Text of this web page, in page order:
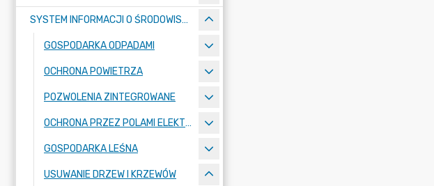
SYSTEM INFORMACJI O ŚRODOWISKU
GOSPODARKA ODPADAMI
OCHRONA POWIETRZA
POZWOLENIA ZINTEGROWANE
OCHRONA PRZEZ POLAMI ELEKTROMAGNETYCZNYMI
GOSPODARKA LEŚNA
USUWANIE DRZEW I KRZEWÓW